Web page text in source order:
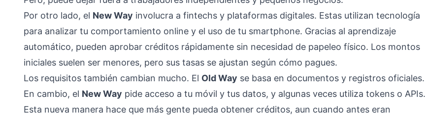
Por otro lado, el New Way involucra a fintechs y plataformas digitales. Estas utilizan tecnología
para analizar tu comportamiento online y el uso de tu smartphone. Gracias al aprendizaje
automático, pueden aprobar créditos rápidamente sin necesidad de papeleo físico. Los montos
iniciales suelen ser menores, pero sus tasas se ajustan según cómo pagues.
Los requisitos también cambian mucho. El Old Way se basa en documentos y registros oficiales.
En cambio, el New Way pide acceso a tu móvil y tus datos, y algunas veces utiliza tokens o APIs.
Esta nueva manera hace que más gente pueda obtener créditos, aun cuando antes eran